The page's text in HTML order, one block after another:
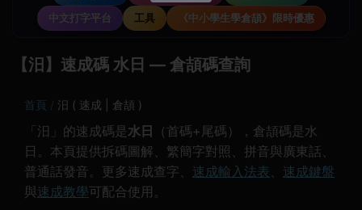
中文打字平台
工具 《中小學生學倉頡》限時優惠
【汨】速成碼 水日 — 倉頡碼查詢
首頁 汨 ( 速成 | 倉頡 )
「汨」的速成碼是 水日
（首碼+尾碼），倉頡碼是水
日。本頁提供拆碼圖解、繁簡字對照、拼音與廣東話、
普通話發音。更多速成查字、 速成輸入法表、 速成鍵盤
與速成教學可配合使用。